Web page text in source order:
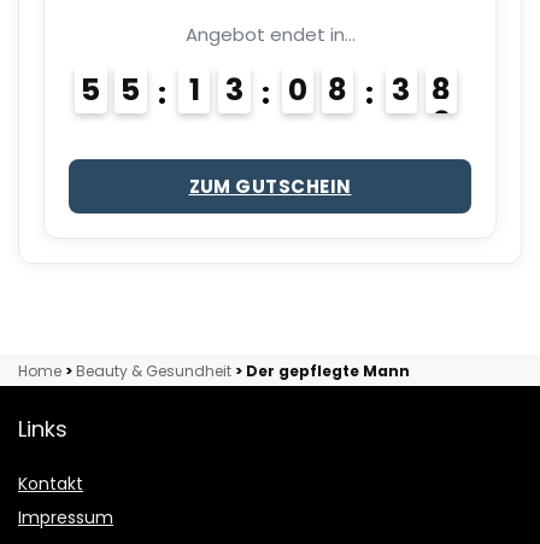
Angebot endet in...
5 5 1 3 0 8 3 7
8
ZUM GUTSCHEIN
Home > Beauty & Gesundheit > Der gepflegte Mann
Links
Kontakt
Impressum